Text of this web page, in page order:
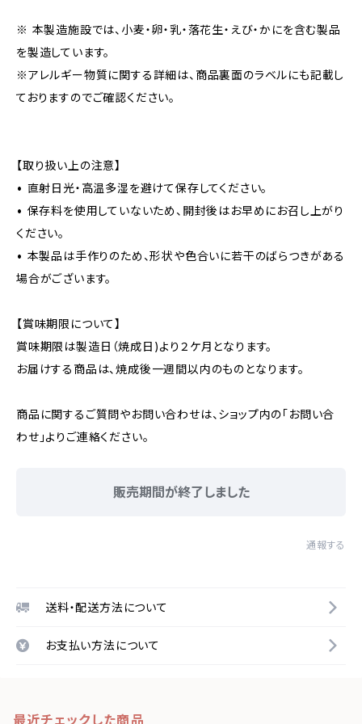
※ 本製造施設では、小麦・卵・乳・落花生・えび・かにを含む製品
を製造しています。
※アレルギー物質に関する詳細は、商品裏面のラベルにも記載し
ておりますのでご確認ください。
【取り扱い上の注意】
• 直射日光・高温多湿を避けて保存してください。
• 保存料を使用していないため、開封後はお早めにお召し上がり
ください。
• 本製品は手作りのため、形状や色合いに若干のばらつきがある
場合がございます。
【賞味期限について】
賞味期限は製造日（焼成日)より２ケ月となります。
お届けする商品は、焼成後一週間以内のものとなります。
商品に関するご質問やお問い合わせは、ショップ内の「お問い合
わせ」よりご連絡ください。
販売期間が終了しました
通報する
送料・配送方法について
お支払い方法について
最近チェックした商品